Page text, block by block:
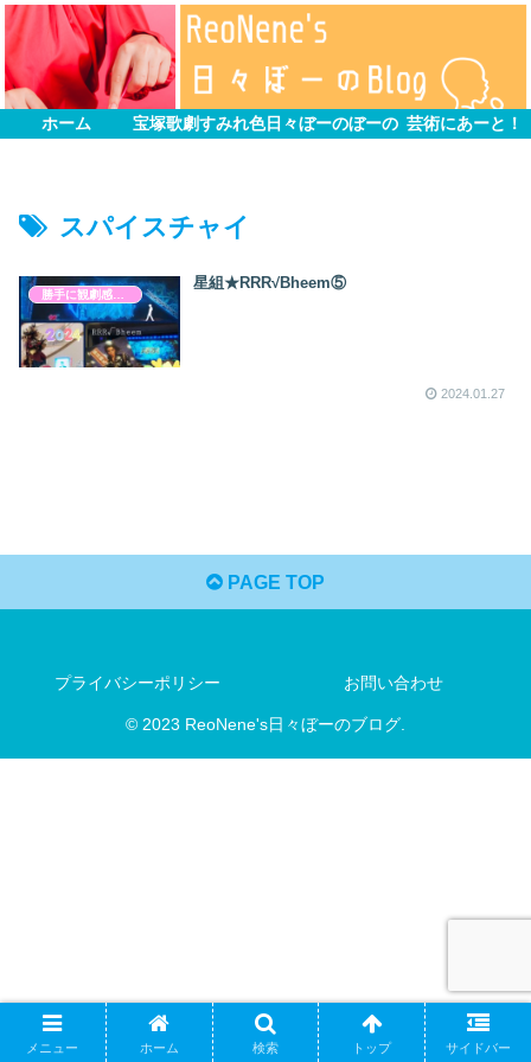
ホーム 宝塚歌劇すみれ色日々ぼーのぼーの 芸術にあーと！
スパイスチャイ
星組★RRR√Bheem⑤
2024.01.27
PAGE TOP
プライバシーポリシー お問い合わせ
© 2023 ReoNene's日々ぼーのブログ.
メニュー ホーム 検索 トップ サイドバー